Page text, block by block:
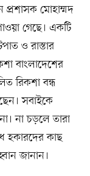
প্রশাসক মোহাম্মদ
গেছে। একটি
ও রাস্তার
বাংলাদেশের
রিকশা বন্ধ
সবাইকে
না চড়লে তারা
হকারদের কাছ
জানান।